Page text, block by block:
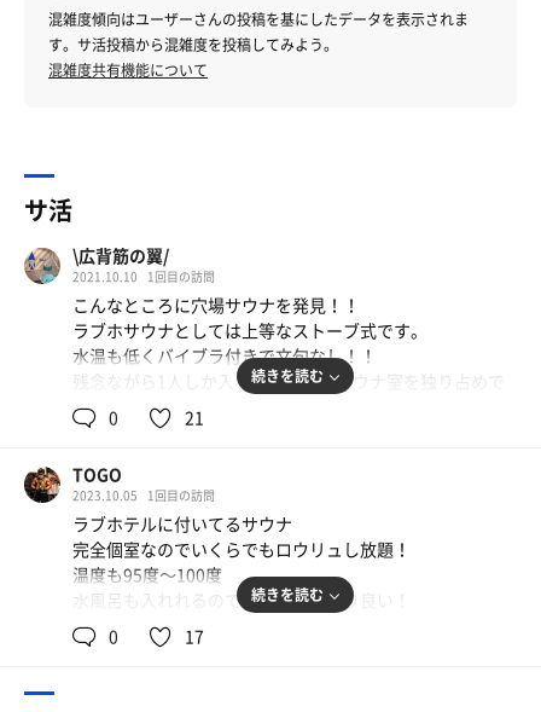
混雑度傾向はユーザーさんの投稿を基にしたデータを表示されま
す。サ活投稿から混雑度を投稿してみよう。
混雑度共有機能について
サ活
\広背筋の翼/
2021.10.10 1回目の訪問
こんなところに穴場サウナを発見！！
ラブホサウナとしては上等なストーブ式です。
水温も低くバイブラ付きで文句なし！！
残念ながら1人しか入れませんが、サウナ室を独り占めで
きると思えばかなり幸せ。
続きを読む
0 21
TOGO
2023.10.05 1回目の訪問
ラブホテルに付いてるサウナ
完全個室なのでいくらでもロウリュし放題！
温度も95度〜100度
水風呂も入れれるので個人的にかなり良い！
続きを読む
0 17